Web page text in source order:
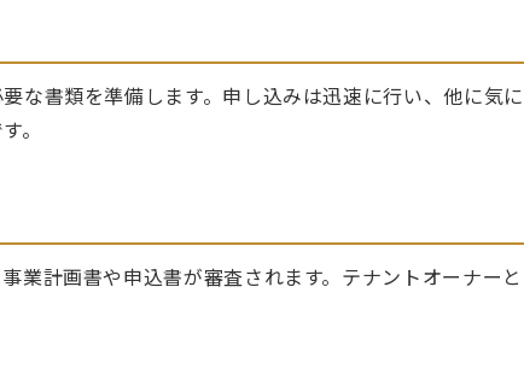
な書類を準備します。申し込みは迅速に行い、他に気に
。
業計画書や申込書が審査されます。テナントオーナーと